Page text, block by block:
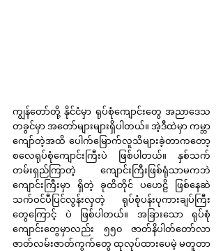
ကျွန်တော်တို့ နိုင်ငံမှာ ရုပ်စုံကျောင်းတွေ အညာဒေသ
တခွင်မှာ အတော်များများရှိပါတယ်။ အဲ့ဒီထဲမှာ ကမ္ဘာ
ကျော်တဲ့အထိ ပေါက်မြောက်လူသိများခဲ့တာကတော့
စလေရုပ်စုံကျောင်းကြီးပဲ ဖြစ်ပါတယ်။ နှစ်သက်
တမ်းရှည်ကြာတဲ့ ကျောင်းကြီးဖြစ်ရုံသာမကဘဲ
ကျောင်းကြီးမှာ ရှိတဲ့ ခုထိတိုင် ပဟေဠိ ဖြစ်နေဆဲ
သက်ဝင်ပီပြင်လွန်းလှတဲ့ ရုပ်စုံပန်းပုကားချပ်ကြီး
တွေကြောင့် ပဲ ဖြစ်ပါတယ်။ အခြားသော ရုပ်စုံ
ကျောင်းတွေမှာလည်း ၅၅၀ ဇာတ်နိပါတ်တော်လာ
ဇာတ်လမ်းဇာတ်ကွက်တွေ ထုလုပ်ထားပေမဲ့ မတူတာ